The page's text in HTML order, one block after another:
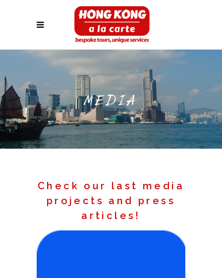
MEDIA
Check our last media
projects and press
articles!